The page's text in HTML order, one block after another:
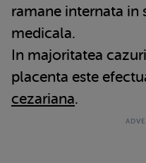
ramane internata in
medicala.
In majoritatea
placenta este
cezariana.